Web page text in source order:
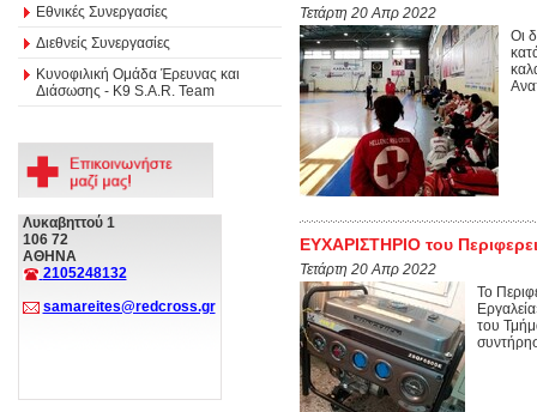
Εθνικές Συνεργασίες
Διεθνείς Συνεργασίες
Κυνοφιλική Ομάδα Έρευνας και
Διάσωσης - Κ9 S.A.R. Team
Λυκαβηττού 1
106 72
ΑΘΗΝΑ
2105248132
samareites@redcross.gr
Τετάρτη 20 Απρ 2022
Οι
ΕΥΧΑΡΙΣΤΗΡΙΟ του
Τετάρτη 20 Απρ 2022
Το
του